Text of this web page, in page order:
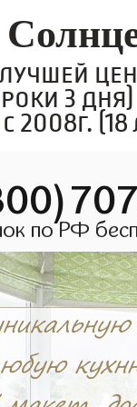
3 дня)
2008г. (18
по РФ